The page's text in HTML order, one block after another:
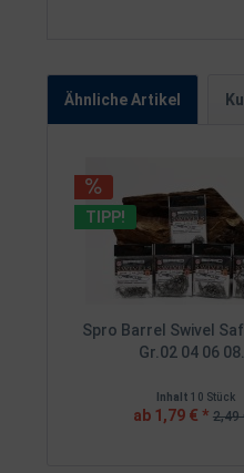
Ähnliche Artikel
TIPP!
Spro Barrel Swivel
Gr.02 04 06 08...
Inhalt10 Stück
ab 1,79 € * 2,49